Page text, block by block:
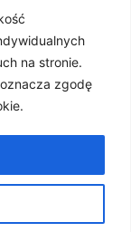
na stronie.
zgodę